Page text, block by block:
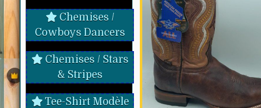
Chemises /
Cowboys Dancers
Chemises / Stars
& Stripes
Tee-Shirt Modèle